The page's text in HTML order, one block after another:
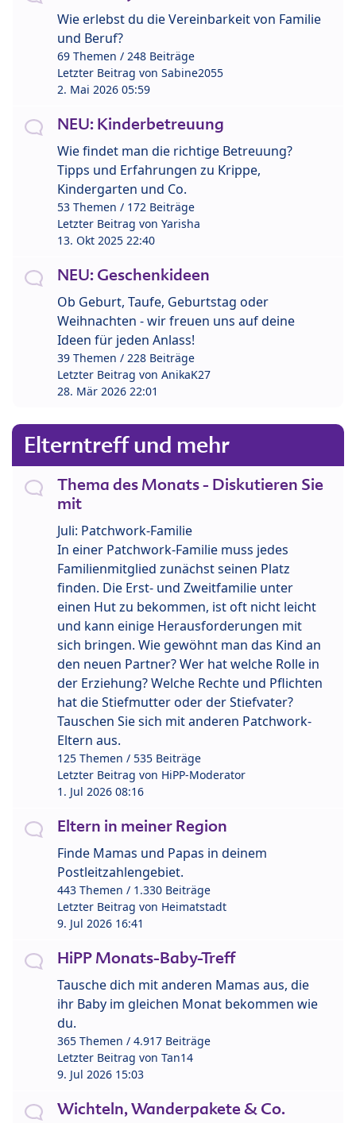
Wie erlebst du die Vereinbarkeit von Familie
und Beruf?
69 Themen / 248 Beiträge
Letzter Beitrag von Sabine2055
2. Mai 2026 05:59
NEU: Kinderbetreuung
Wie findet man die richtige Betreuung?
Tipps und Erfahrungen zu Krippe,
Kindergarten und Co.
53 Themen / 172 Beiträge
Letzter Beitrag von Yarisha
13. Okt 2025 22:40
NEU: Geschenkideen
Ob Geburt, Taufe, Geburtstag oder
Weihnachten - wir freuen uns auf deine
Ideen für jeden Anlass!
39 Themen / 228 Beiträge
Letzter Beitrag von AnikaK27
28. Mär 2026 22:01
Elterntreff und mehr
Thema des Monats - Diskutieren Sie
mit
Juli: Patchwork-Familie
In einer Patchwork-Familie muss jedes
Familienmitglied zunächst seinen Platz
finden. Die Erst- und Zweitfamilie unter
einen Hut zu bekommen, ist oft nicht leicht
und kann einige Herausforderungen mit
sich bringen. Wie gewöhnt man das Kind an
den neuen Partner? Wer hat welche Rolle in
der Erziehung? Welche Rechte und Pflichten
hat die Stiefmutter oder der Stiefvater?
Tauschen Sie sich mit anderen Patchwork-
Eltern aus.
125 Themen / 535 Beiträge
Letzter Beitrag von HiPP-Moderator
1. Jul 2026 08:16
Eltern in meiner Region
Finde Mamas und Papas in deinem
Postleitzahlengebiet.
443 Themen / 1.330 Beiträge
Letzter Beitrag von Heimatstadt
9. Jul 2026 16:41
HiPP Monats-Baby-Treff
Tausche dich mit anderen Mamas aus, die
ihr Baby im gleichen Monat bekommen wie
du.
365 Themen / 4.917 Beiträge
Letzter Beitrag von Tan14
9. Jul 2026 15:03
Wichteln, Wanderpakete & Co.